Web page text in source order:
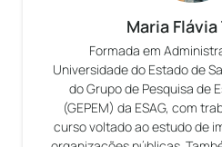
Maria
Formada em
Universidade do Estado de
do Grupo de Pesquisa de
(GEPEM) da ESAG, com
curso voltado ao estudo de